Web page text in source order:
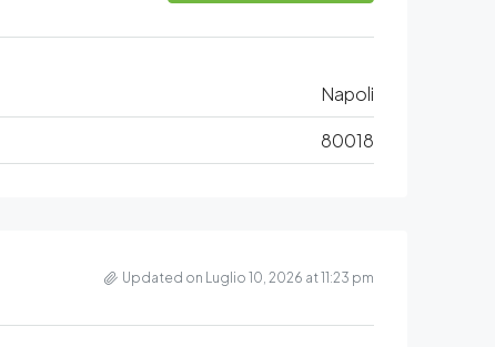
Napoli
80018
Updated on Luglio 10, 2026 at 11:23 pm